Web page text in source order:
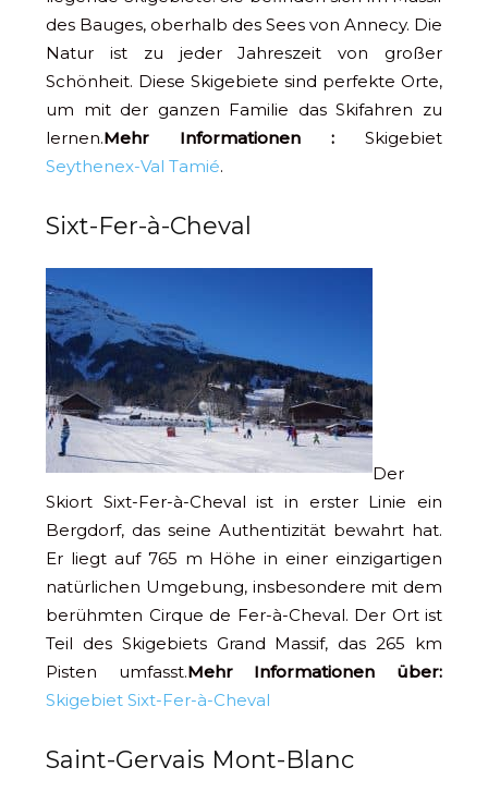
des Bauges, oberhalb des Sees von Annecy. Die
Natur ist zu jeder Jahreszeit von großer
Schönheit. Diese Skigebiete sind perfekte Orte,
um mit der ganzen Familie das Skifahren zu
lernen.Mehr Informationen : Skigebiet
Seythenex-Val Tamié.
Sixt-Fer-à-Cheval
Der
Skiort Sixt-Fer-à-Cheval ist in erster Linie ein
Bergdorf, das seine Authentizität bewahrt hat.
Er liegt auf 765 m Höhe in einer einzigartigen
natürlichen Umgebung, insbesondere mit dem
berühmten Cirque de Fer-à-Cheval. Der Ort ist
Teil des Skigebiets Grand Massif, das 265 km
Pisten umfasst.Mehr Informationen über:
Skigebiet Sixt-Fer-à-Cheval
Saint-Gervais Mont-Blanc